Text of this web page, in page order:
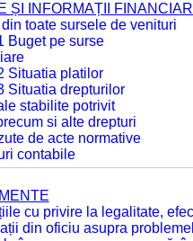
ȘI INFORMAȚII
toate sursele de venituri
Buget pe surse
Situatia platilor
Situatia drepturilor
stabilite potrivit
si alte drepturi
de acte normative
contabile
cu privire la legalitate,
din oficiu asupra